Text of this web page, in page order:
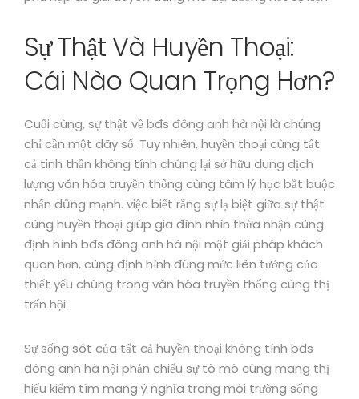
Sự Thật Và Huyền Thoại:
Cái Nào Quan Trọng Hơn?
Cuối cùng, sự thật về bđs đông anh hà nội là chúng
chỉ cần một dãy số. Tuy nhiên, huyền thoại cùng tất
cả tinh thần không tính chúng lại sở hữu dung dịch
lượng văn hóa truyền thống cùng tâm lý học bắt buộc
nhấn dũng mạnh. việc biết rằng sự lạ biệt giữa sự thật
cùng huyền thoại giúp gia đình nhìn thừa nhận cùng
định hình bđs đông anh hà nội một giải pháp khách
quan hơn, cùng định hình đúng mức liên tưởng của
thiết yếu chúng trong văn hóa truyền thống cùng thị
trấn hội.
Sự sống sót của tất cả huyền thoại không tính bđs
đông anh hà nội phản chiếu sự tò mò cùng mang thị
hiếu kiếm tìm mang ý nghĩa trong môi trường sống